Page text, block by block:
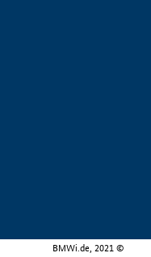
BMWi.de, 2021 ©